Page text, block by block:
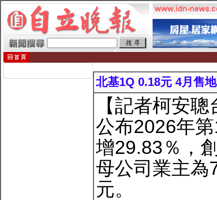
北基1Q 0.18元 4月售
【記者柯安
公布2026年
增29.83％，
母公司業主為
元。